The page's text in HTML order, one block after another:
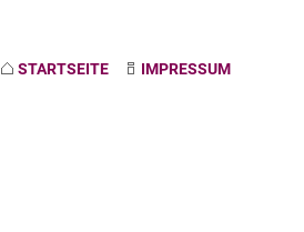
STARTSEITE IMPRESSUM